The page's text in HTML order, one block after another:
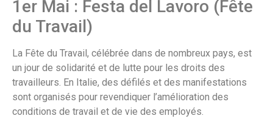
1er Mai : Festa del Lavoro (Fête
du Travail)
La Fête du Travail, célébrée dans de nombreux pays, est
un jour de solidarité et de lutte pour les droits des
travailleurs. En Italie, des défilés et des manifestations
sont organisés pour revendiquer l’amélioration des
conditions de travail et de vie des employés.